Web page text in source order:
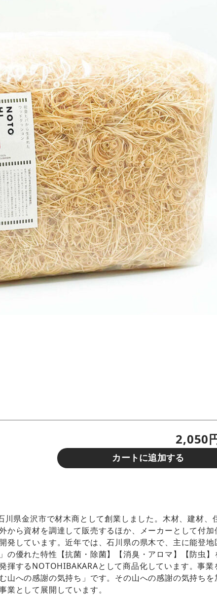
2,050
カートに追加する
県金沢市で材木商として創業しました。木材、建材、
から資材を調達して販売するほか、メーカーとして付加
発しています。近年では、石川県の県木で、主に能登地
の優れた特性【抗菌・除菌】【消臭・アロマ】【防虫】
揮するNOTOHIBAKARAとして商品化しています。事業
山への感謝の気持ち」です。その山への感謝の気持ちを
業として展開しています。